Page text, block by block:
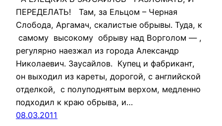
ПЕРЕДЕЛАТЬ! Там, за Ельцом – Черная
Слобода, Аргамач, скалистые обрывы. Туда, к
самому высокому обрыву над Ворголом — ,
регулярно наезжал из города Александр
Николаевич. Заусайлов. Купец и фабрикант,
он выходил из кареты, дорогой, с английской
отделкой, с полуподнятым верхом, медленно
подходил к краю обрыва, и…
08.03.2011